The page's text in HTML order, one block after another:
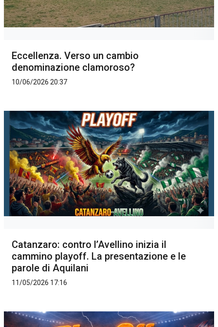
Eccellenza. Verso un cambio
denominazione clamoroso?
10/06/2026 20:37
Catanzaro: contro l’Avellino inizia il
cammino playoff. La presentazione e le
parole di Aquilani
11/05/2026 17:16